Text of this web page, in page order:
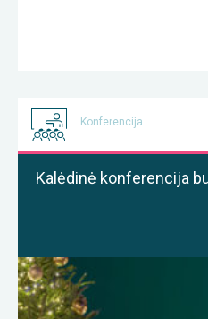
Konferencija
Kalėdinė konferencija